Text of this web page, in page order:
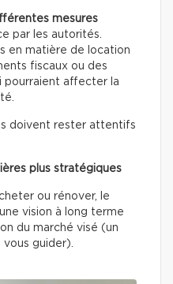
mesures
par les autorités.
en matière de location
fiscaux ou des
pourraient affecter la
doivent rester attentifs
plus stratégiques
ou rénover, le
vision à long terme
du marché visé (un
guider).